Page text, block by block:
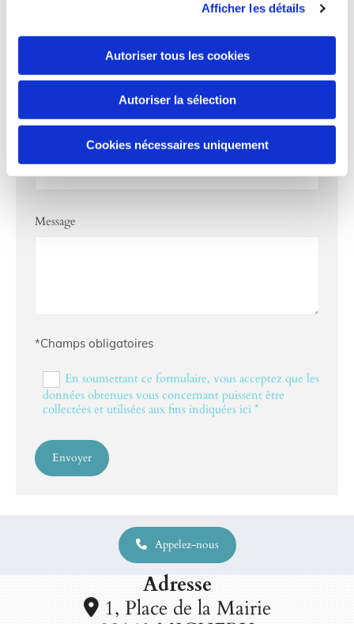
Afficher les détails
Autoriser tous les cookies
Autoriser la sélection
Cookies nécessaires uniquement
Contactez-nous
Nom et Prénom
Message
*Champs obligatoires
En soumettant ce formulaire, vous acceptez que les
données obtenues vous concernant puissent être
collectées et utilisées aux fins indiquées ici *
Appelez-nous
Adresse
1, Place de la Mairie